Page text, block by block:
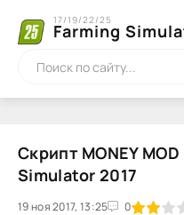
Farming
17/19/22/25
Скрипт MONEY
Simulator 2017
19 ноя 2017, 13:25 0
1 2 3 4 5